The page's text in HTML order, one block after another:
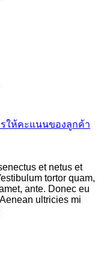
ให้คะแนนของลูกค้า
et netus et
tortor quam,
ante. Donec eu
ultricies mi